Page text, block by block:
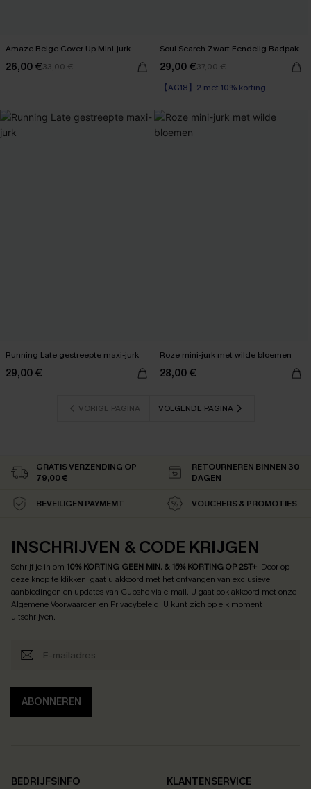
Amaze Beige Cover-Up Mini-jurk
26,00 €33,00 €
Soul Search Zwart Eendelig Badpak
29,00 €37,00 €
【AG18】2 met 10% korting
Running Late gestreepte maxi-jurk
29,00 €
Roze mini-jurk met wilde bloemen
28,00 €
VORIGE PAGINA VOLGENDE PAGINA
GRATIS VERZENDING OP
79,00 €
RETOURNEREN BINNEN 30
DAGEN
BEVEILIGEN PAYMEMT VOUCHERS & PROMOTIES
INSCHRIJVEN & CODE KRIJGEN
Schrijf je in om 10% KORTING GEEN MIN. & 15% KORTING OP 2ST+. Door op
deze knop te klikken, gaat u akkoord met het ontvangen van exclusieve
aanbiedingen en updates van Cupshe via e-mail. U gaat ook akkoord met onze
Algemene Voorwaarden en Privacybeleid. U kunt zich op elk moment
uitschrijven.
ABONNEREN
BEDRIJFSINFO
KLANTENSERVICE